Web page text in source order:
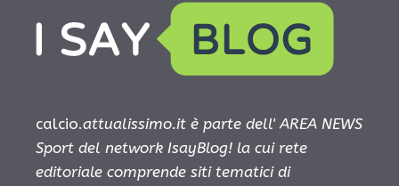
calcio.attualissimo.it è parte dell' AREA NEWS
Sport del network IsayBlog! la cui rete
editoriale comprende siti tematici di